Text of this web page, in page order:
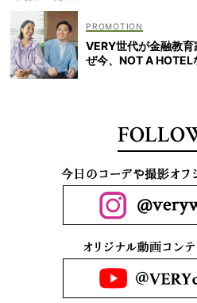
VERY世代が金融教
ぜ今、NOT A HOTEL